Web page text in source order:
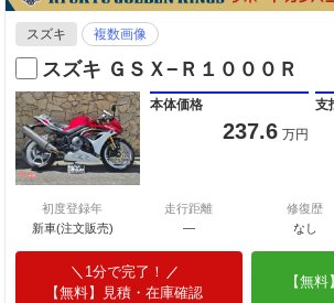
スズキ 複数画像
スズキ ＧＳＸ−Ｒ１０００Ｒ
本体価格
237.6 万円
支
初度登録年
新車(注文販売)
走行距離
―
修復歴
なし
1分で完了！
【無料】見積・在庫確認
【無